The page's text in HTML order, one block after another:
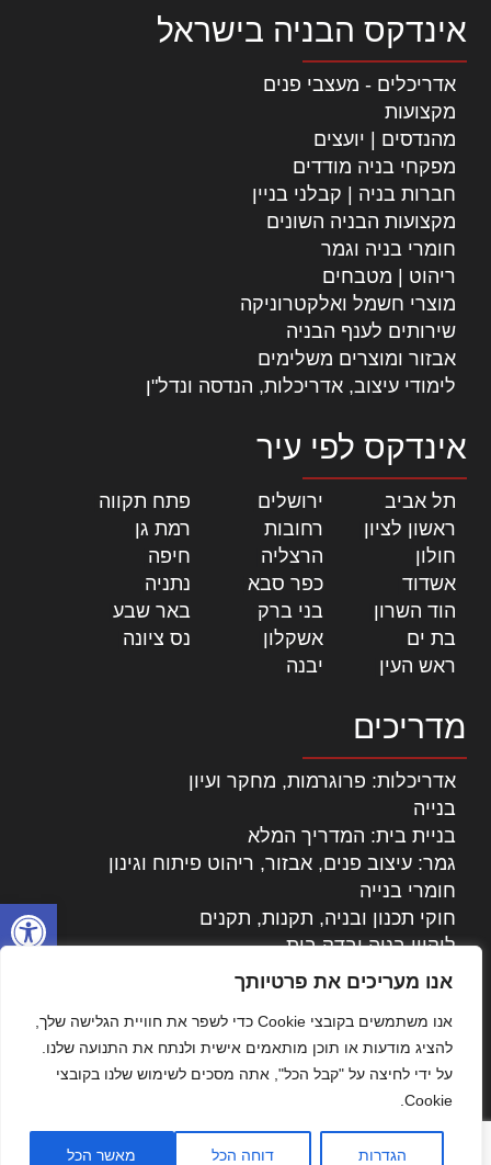
פתח
אנו מעריכים את פרטיותך
אנו משתמשים בקובצי Cookie כדי לשפר את חוויית הגלישה שלך,
להציג מודעות או תוכן מותאמים אישית ולנתח את התנועה שלנו.
על ידי לחיצה על "קבל הכל", אתה מסכים לשימוש שלנו בקובצי
Cookie.
הגדרות דוחה הכל מאשר הכל
אינדקס הבניה בישראל
אדריכלים - מעצבי פנים
מקצועות
מהנדסים | יועצים
מפקחי בניה מודדים
חברות בניה | קבלני בניין
מקצועות הבניה השונים
חומרי בניה וגמר
ריהוט | מטבחים
מוצרי חשמל ואלקטרוניקה
שירותים לענף הבניה
אבזור ומוצרים משלימים
לימודי עיצוב, אדריכלות, הנדסה ונדל"ן
אינדקס לפי עיר
תל אביב ירושלים פתח תקווה
ראשון לציון
רחובות רמת גן
חולון
הרצליה חיפה
אשדוד
כפר סבא נתניה
הוד השרון
בני ברק באר שבע
בת ים
אשקלון נס ציונה
ראש העין
יבנה
מדריכים
אדריכלות: פרוגרמות, מחקר ועיון
בנייה
בניית בית: המדריך המלא
גמר: עיצוב פנים, אבזור, ריהוט פיתוח וגינון
חומרי בנייה
חוקי תכנון ובניה, תקנות, תקנים
ליקויי בניה ובדק בית
נדל"ן: זכויות, אגרות ועסקאות
עקרונות ניהול אחזקה מתקדמות
צילום אדריכלי
שיווק נדלן
שיטות בניה: מפרטים והמלצות
תוכן שיווקי